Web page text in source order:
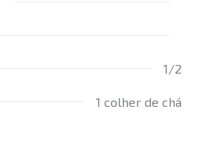
1/2
1 colher de chá